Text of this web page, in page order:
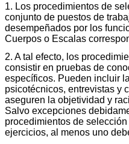
1. Los procedimientos de
conjunto de puestos de
desempeñados por los
Cuerpos o Escalas
2. A tal efecto, los
consistir en pruebas de
específicos. Pueden incluir
psicotécnicos, entrevistas y
aseguren la objetividad y
Salvo excepciones
procedimientos de
ejercicios, al menos uno